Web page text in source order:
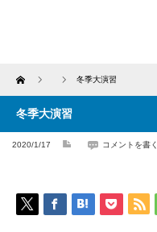
Home 冬季大演習
冬季大演習
2020/1/17 コメントを書く